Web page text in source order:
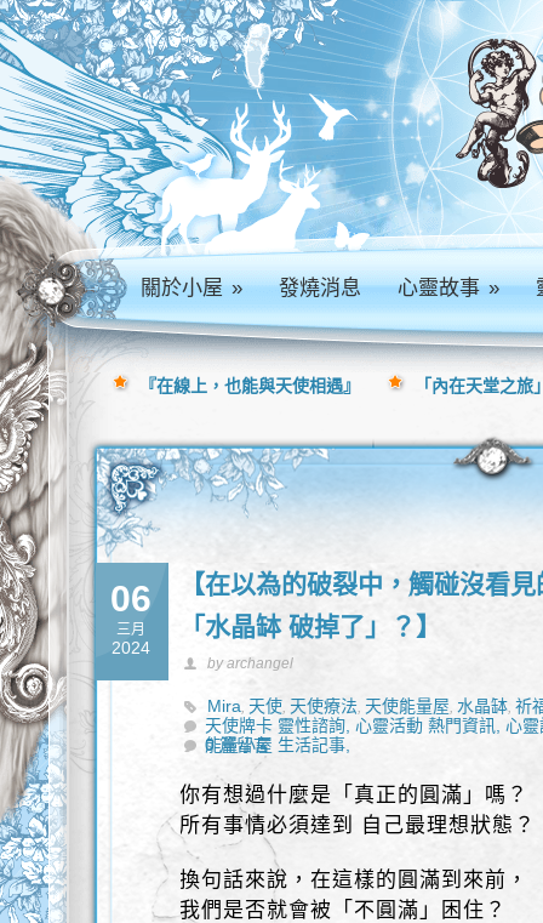
關於小屋» 發燒消息 心靈故事»
06
三月
2024
【在以為的破裂中，觸碰沒看
「水晶缽 破掉了」？】
by archangel
Mira, 天使, 天使療法, 天使能量屋,水晶缽,祈
天使牌卡 靈性諮詢,心靈活動 熱門資訊,心
能量小屋 生活記事,
0 篇留言
你有想過什麼是「真正的圓滿」嗎？
所有事情必須達到 自己最理想狀態？
換句話來說，在這樣的圓滿到來前，
我們是否就會被「不圓滿」困住？
『在線上，也能與天使相遇』 「內在天堂之